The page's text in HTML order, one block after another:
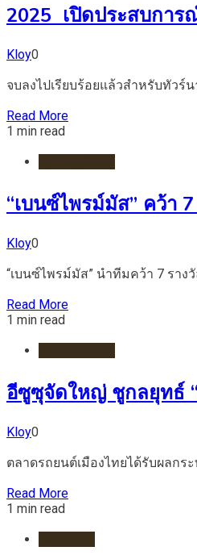
2025 เปิดประสบการ
Kloy0
จบลงไปเรียบร้อยแล้วสำหรับทัวร์
Read More
1 min read
“เบนซ์ไพรม์มัส” คว้า
Kloy0
“เบนซ์ไพรม์มัส” นำทีมคว้า 7 รา
Read More
1 min read
อีซูซุจัดใหญ่ ชูกลยุทธ์
Kloy0
ตลาดรถยนต์เมืองไทยได้รับผลกร
Read More
1 min read